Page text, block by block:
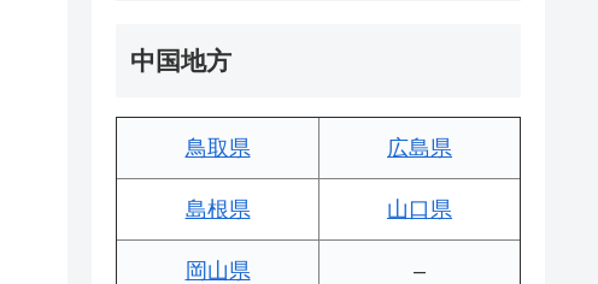
中国地方
鳥取県 広島県
島根県 山口県
岡山県 –